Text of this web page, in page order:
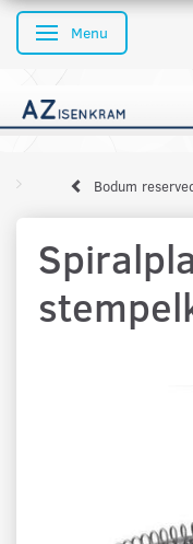
Skifte navigation
Menu
Bodum